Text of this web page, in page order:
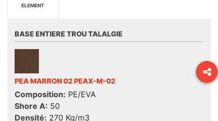
ELEMENT
BASE ENTIERE TROU TALALGIE
PEA MARRON 02 PEAX-M-02
Composition: PE/EVA
Shore A: 50
Densité: 270 Kg/m3